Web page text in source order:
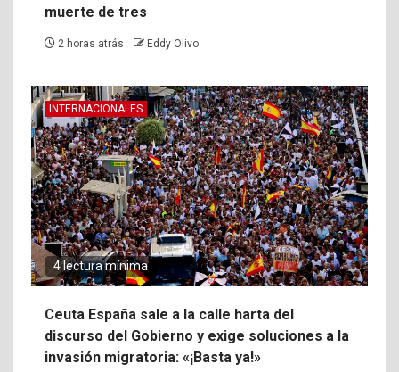
muerte de tres
2 horas atrás Eddy Olivo
INTERNACIONALES
4 lectura mínima
Ceuta España sale a la calle harta del
discurso del Gobierno y exige soluciones a la
invasión migratoria: «¡Basta ya!»